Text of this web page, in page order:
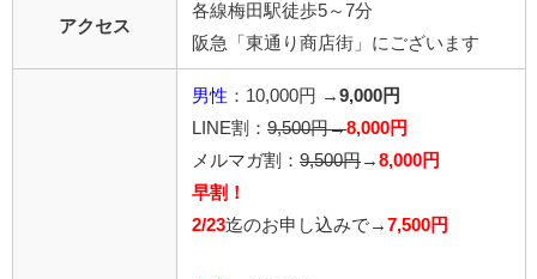
アクセス
各線梅田駅徒歩5～7分
阪急「東通り商店街」にございます
男性 ：10,000円 → 9,000円
LINE割： 9,500円→8,000円
メルマガ割： 9,500円 → 8,000円
早割！
2/23迄のお申し込みで→ 7,500円